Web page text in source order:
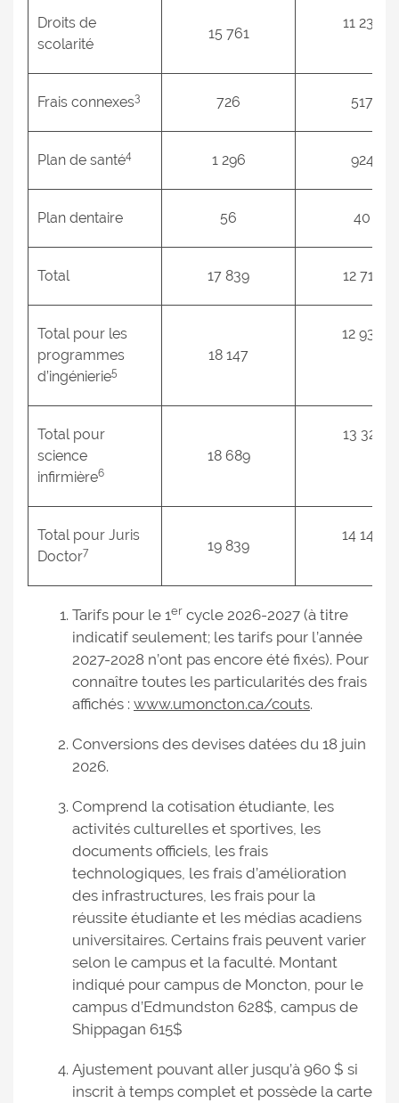
Droits de
scolarité
15 761
11 234
Frais connexes3 726 517
Plan de santé4 1 296 924
Plan dentaire 56 40
Total 17 839 12 715
Total pour les
programmes
d’ingénierie5
18 147
12 934
Total pour
science
infirmière6
18 689
13 321
Total pour Juris
Doctor7 19 839
14 140
Tarifs pour le 1er cycle 2026-2027 (à titre
indicatif seulement; les tarifs pour l’année
2027-2028 n’ont pas encore été fixés). Pour
connaître toutes les particularités des frais
affichés : www.umoncton.ca/couts.
Conversions des devises datées du 18 juin
2026.
Comprend la cotisation étudiante, les
activités culturelles et sportives, les
documents officiels, les frais
technologiques, les frais d’amélioration
des infrastructures, les frais pour la
réussite étudiante et les médias acadiens
universitaires. Certains frais peuvent varier
selon le campus et la faculté. Montant
indiqué pour campus de Moncton, pour le
campus d’Edmundston 628$, campus de
Shippagan 615$
Ajustement pouvant aller jusqu’à 960 $ si
inscrit à temps complet et possède la carte